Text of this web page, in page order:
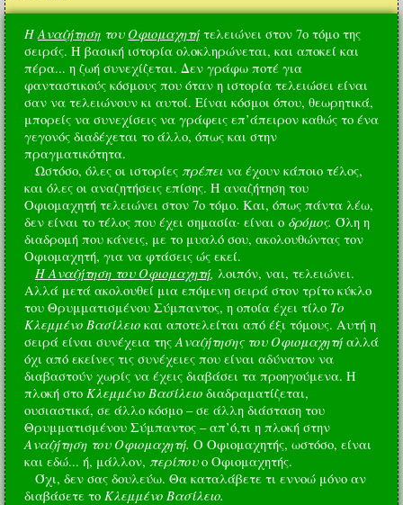
Η Αναζήτηση του Οφιομαχητήτελειώνει στον 7ο τόμο της
σειράς. Η βασική ιστορία ολοκληρώνεται, και αποκεί και
πέρα... η ζωή συνεχίζεται. Δεν γράφω ποτέ για
φανταστικούς κόσμους που όταν η ιστορία τελειώσει είναι
σαν να τελειώνουν κι αυτοί. Είναι κόσμοι όπου, θεωρητικά,
μπορείς να συνεχίσεις να γράφεις επ’άπειρον καθώς το ένα
γεγονός διαδέχεται το άλλο, όπως και στην
πραγματικότητα.
Ωστόσο, όλες οι ιστορίες πρέπεινα έχουν κάποιο τέλος,
και όλες οι αναζητήσεις επίσης. Η αναζήτηση του
Οφιομαχητή τελειώνει στον 7ο τόμο. Και, όπως πάντα λέω,
δεν είναι το τέλος που έχει σημασία· είναι ο δρόμος. Όλη η
διαδρομή που κάνεις, με το μυαλό σου, ακολουθώντας τον
Οφιομαχητή, για να φτάσεις ώς εκεί.
Η Αναζήτηση του Οφιομαχητή, λοιπόν, ναι, τελειώνει.
Αλλά μετά ακολουθεί μια επόμενη σειρά στον τρίτο κύκλο
του Θρυμματισμένου Σύμπαντος, η οποία έχει τίλο Το
Κλεμμένο Βασίλειο και αποτελείται από έξι τόμους. Αυτή η
σειρά είναι συνέχεια της Αναζήτησης του Οφιομαχητήαλλά
όχι από εκείνες τις συνέχειες που είναι αδύνατον να
διαβαστούν χωρίς να έχεις διαβάσει τα προηγούμενα. Η
πλοκή στο Κλεμμένο Βασίλειο διαδραματίζεται,
ουσιαστικά, σε άλλο κόσμο – σε άλλη διάσταση του
Θρυμματισμένου Σύμπαντος – απ’ό,τι η πλοκή στην
Αναζήτηση του Οφιομαχητή. Ο Οφιομαχητής, ωστόσο, είναι
και εδώ... ή, μάλλον, περίπουο Οφιομαχητής.
Όχι, δεν σας δουλεύω. Θα καταλάβετε τι εννοώ μόνο αν
διαβάσετε το Κλεμμένο Βασίλειο.